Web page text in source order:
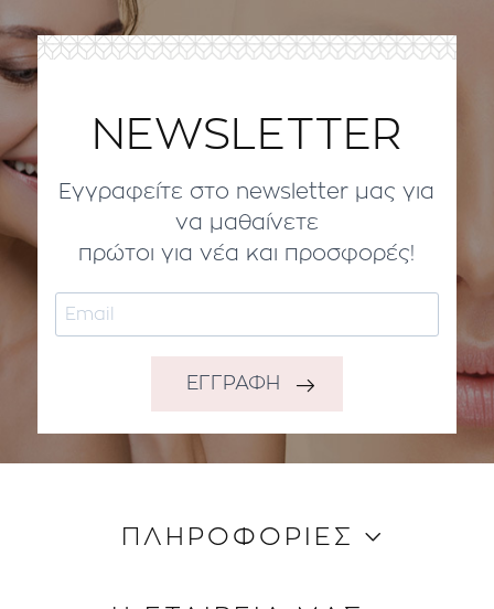
NEWSLETTER
Εγγραφείτε στο newsletter μας για
να μαθαίνετε
πρώτοι για νέα και προσφορές!
ΕΓΓΡΑΦΗ
ΠΛΗΡΟΦΟΡΙΕΣ